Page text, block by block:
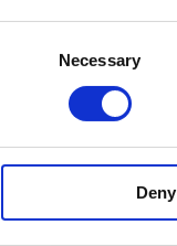
Necessary
Deny